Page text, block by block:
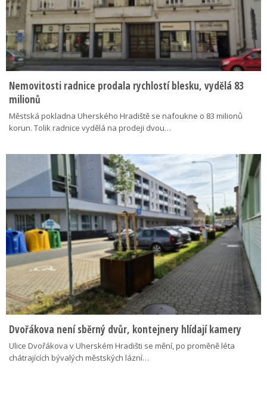
Nemovitosti radnice prodala rychlostí blesku, vydělá 83
milionů
Městská pokladna Uherského Hradiště se nafoukne o 83 milionů
korun. Tolik radnice vydělá na prodeji dvou…
Dvořákova není sběrný dvůr, kontejnery hlídají kamery
Ulice Dvořákova v Uherském Hradišti se mění, po proměně léta
chátrajících bývalých městských lázní…